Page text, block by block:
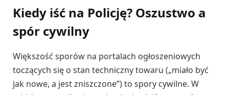
Kiedy iść na Policję? Oszustwo a
spór cywilny
Większość sporów na portalach ogłoszeniowych
toczących się o stan techniczny towaru („miało być
jak nowe, a jest zniszczone”) to spory cywilne. W